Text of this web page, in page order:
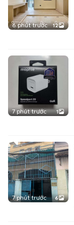
6 phút trước 12
7 phút trước 1
7 phút trước 6